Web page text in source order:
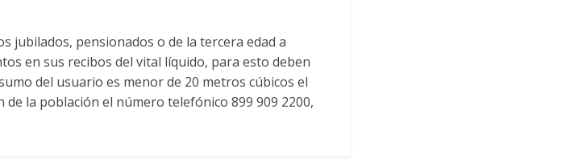
jubilados, pensionados o de la tercera edad a
en sus recibos del vital líquido, para esto deben
del usuario es menor de 20 metros cúbicos el
la población el número telefónico 899 909 2200,